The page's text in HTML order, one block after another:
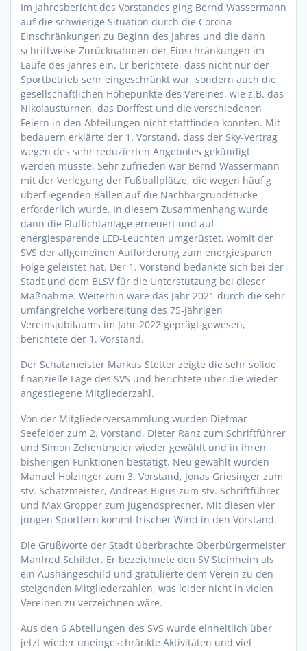
Im Jahresbericht des Vorstandes ging Bernd Wassermann
auf die schwierige Situation durch die Corona-
Einschränkungen zu Beginn des Jahres und die dann
schrittweise Zurücknahmen der Einschränkungen im
Laufe des Jahres ein. Er berichtete, dass nicht nur der
Sportbetrieb sehr eingeschränkt war, sondern auch die
gesellschaftlichen Höhepunkte des Vereines, wie z.B. das
Nikolausturnen, das Dorffest und die verschiedenen
Feiern in den Abteilungen nicht stattfinden konnten. Mit
bedauern erklärte der 1. Vorstand, dass der Sky-Vertrag
wegen des sehr reduzierten Angebotes gekündigt
werden musste. Sehr zufrieden war Bernd Wassermann
mit der Verlegung der Fußballplätze, die wegen häufig
überfliegenden Bällen auf die Nachbargrundstücke
erforderlich wurde. In diesem Zusammenhang wurde
dann die Flutlichtanlage erneuert und auf
energiesparende LED-Leuchten umgerüstet, womit der
SVS der allgemeinen Aufforderung zum energiesparen
Folge geleistet hat. Der 1. Vorstand bedankte sich bei der
Stadt und dem BLSV für die Unterstützung bei dieser
Maßnahme. Weiterhin wäre das Jahr 2021 durch die sehr
umfangreiche Vorbereitung des 75-jährigen
Vereinsjubiläums im Jahr 2022 geprägt gewesen,
berichtete der 1. Vorstand.
Der Schatzmeister Markus Stetter zeigte die sehr solide
finanzielle Lage des SVS und berichtete über die wieder
angestiegene Mitgliederzahl.
Von der Mitgliederversammlung wurden Dietmar
Seefelder zum 2. Vorstand, Dieter Ranz zum Schriftführer
und Simon Zehentmeier wieder gewählt und in ihren
bisherigen Funktionen bestätigt. Neu gewählt wurden
Manuel Holzinger zum 3. Vorstand, Jonas Griesinger zum
stv. Schatzmeister, Andreas Bigus zum stv. Schriftführer
und Max Gropper zum Jugendsprecher. Mit diesen vier
jungen Sportlern kommt frischer Wind in den Vorstand.
Die Grußworte der Stadt überbrachte Oberbürgermeister
Manfred Schilder. Er bezeichnete den SV Steinheim als
ein Aushängeschild und gratulierte dem Verein zu den
steigenden Mitgliederzahlen, was leider nicht in vielen
Vereinen zu verzeichnen wäre.
Aus den 6 Abteilungen des SVS wurde einheitlich über
jetzt wieder uneingeschränkte Aktivitäten und viel